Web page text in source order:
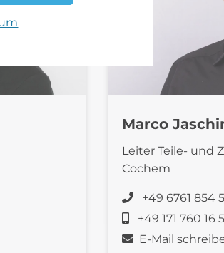
Marco
Leiter Teile- und
Cochem
+49 6761 854
+49 171 760 16
E-Mail